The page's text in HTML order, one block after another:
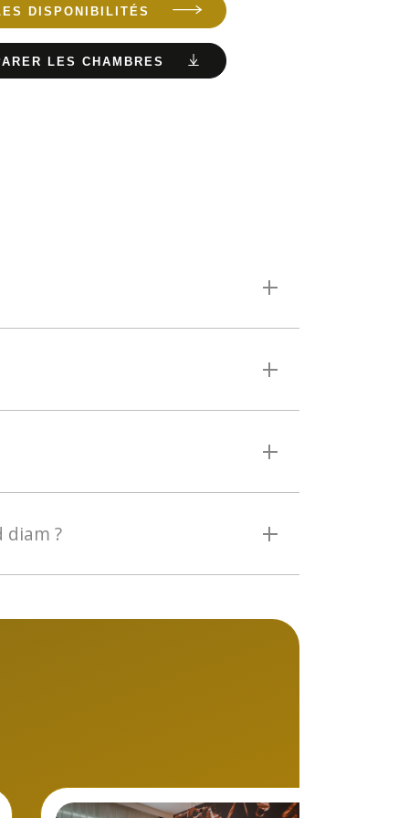
DISPONIBILITÉS
LES CHAMBRES
diam ?